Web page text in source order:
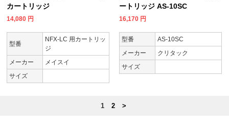
カートリッジ
14,080 円
型番
NFX-LC 用カートリッ
ジ
メーカー
メイスイ
サイズ
ートリッジ AS-10SC
16,170 円
型番
AS-10SC
メーカー
クリタック
サイズ
1 2 >